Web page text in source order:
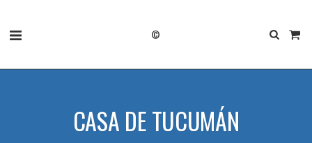
©
CASA DE TUCUMÁN